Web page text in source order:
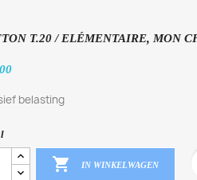
T.20 / ELÉMENTAIRE, MON
belasting
 IN WINKELWAGEN